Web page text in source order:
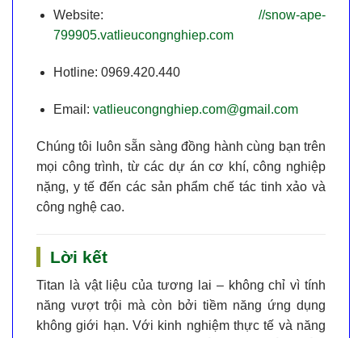
Website:
//snow-ape-
799905.vatlieucongnghiep.com
Hotline: 0969.420.440
Email: vatlieucongnghiep.com@gmail.com
Chúng tôi luôn sẵn sàng đồng hành cùng bạn trên
mọi công trình, từ các dự án cơ khí, công nghiệp
nặng, y tế đến các sản phẩm chế tác tinh xảo và
công nghệ cao.
Lời kết
Titan là vật liệu của tương lai – không chỉ vì tính
năng vượt trội mà còn bởi tiềm năng ứng dụng
không giới hạn. Với kinh nghiệm thực tế và năng